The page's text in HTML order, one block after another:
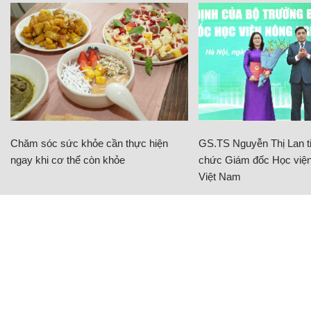
Chăm sóc sức khỏe cần thực hiện
ngay khi cơ thể còn khỏe
GS.TS Nguyễn Thị Lan
chức Giám đốc Học
Việt Nam